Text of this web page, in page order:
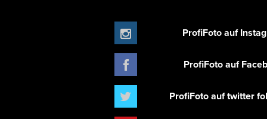
ProfiFoto auf
ProfiFoto auf
ProfiFoto auf twitter